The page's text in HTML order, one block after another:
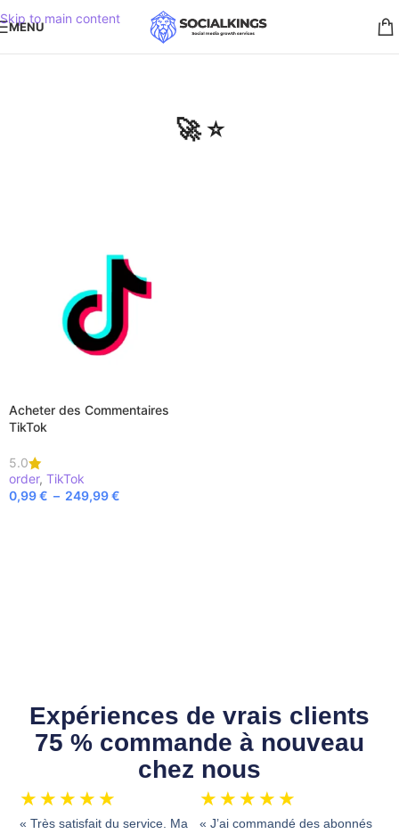
Skip to main content
MENU
🚀 ⭐️
Acheter des Commentaires
TikTok
5.0
order, TikTok
0,99€ – 249,99€
Expériences de vrais clients
75 % commande à nouveau
chez nous
★ ★ ★ ★ ★
« Très satisfait du service. Ma
★ ★ ★ ★ ★
« J’ai commandé des abonnés